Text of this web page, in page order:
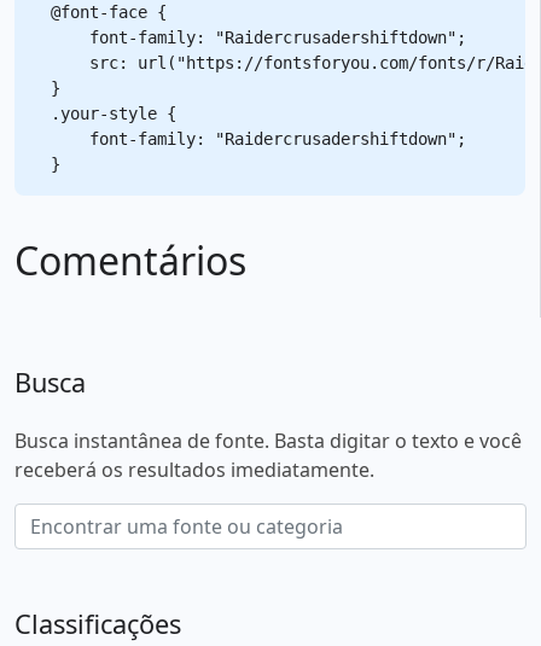
@font-face {
    font-family: "Raidercrusadershiftdown";
src: url("https://fontsforyou.com/fonts/r/
}
.your-style {
    font-family: "Raidercrusadershiftdown";
Comentários
Busca
Busca instantânea de fonte. Basta digitar o texto e você
receberá os resultados imediatamente.
Classificações